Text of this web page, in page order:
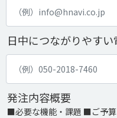
日中につながりやす
発注内容概要
■必要な機能・課題 ■ご予